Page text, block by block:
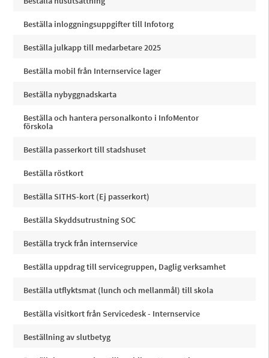
Beställa inloggningsuppgifter till Infotorg
Beställa julkapp till medarbetare 2025
Beställa mobil från Internservice lager
Beställa nybyggnadskarta
Beställa och hantera personalkonto i InfoMentor
förskola
Beställa passerkort till stadshuset
Beställa röstkort
Beställa SITHS-kort (Ej passerkort)
Beställa Skyddsutrustning SOC
Beställa tryck från internservice
Beställa uppdrag till servicegruppen, Daglig verksamhet
Beställa utflyktsmat (lunch och mellanmål) till skola
Beställa visitkort från Servicedesk - Internservice
Beställning av slutbetyg